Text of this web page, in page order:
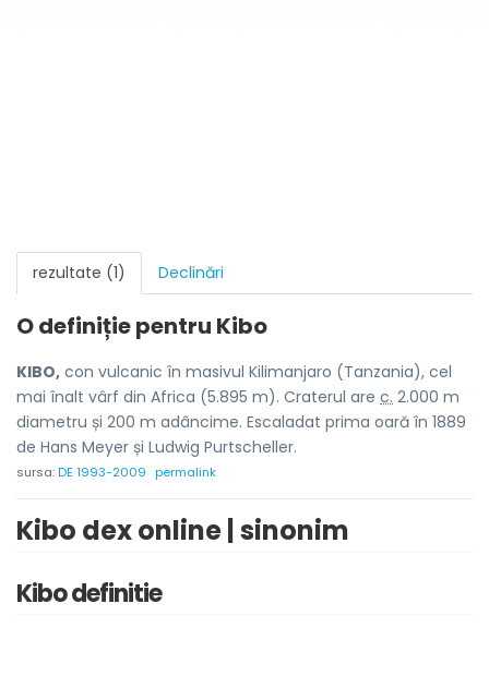
rezultate (1) Declinări
O definiție pentru Kibo
KIBO, con vulcanic în masivul Kilimanjaro (Tanzania), cel
mai înalt vârf din Africa (5.895 m). Craterul are c. 2.000 m
diametru și 200 m adâncime. Escaladat prima oară în 1889
de Hans Meyer și Ludwig Purtscheller.
sursa:DE 1993-2009 permalink
Kibo dex online | sinonim
Kibo definitie